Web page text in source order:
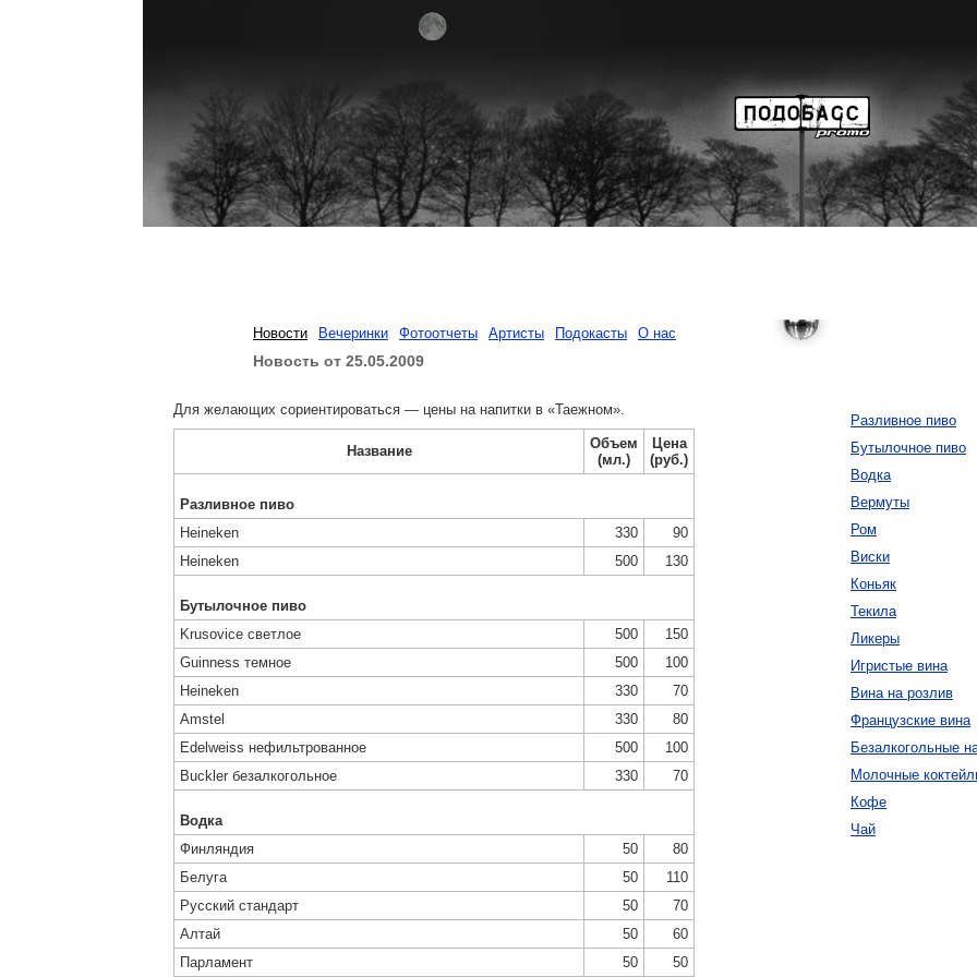
Новости Вечеринки Фотоотчеты Артисты Подокасты О нас
Новость от 25.05.2009
Для желающих сориентироваться — цены на напитки в «Таежном».
Название
Объем
(мл.)
Цена
(руб.)
Разливное пиво
Heineken
330
90
Heineken
500 130
Бутылочное пиво
Krusovice светлое
500
150
Guinness темное
500
100
Heineken
330
70
Amstel
330
80
Edelweiss нефильтрованное
500
100
Buckler безалкогольное
330 70
Водка
Финляндия
50
80
Белуга
50
110
Русский стандарт
50
70
Алтай
50
60
Парламент
50
50
Разливное пиво
Бутылочное пиво
Водка
Вермуты
Ром
Виски
Коньяк
Текила
Ликеры
Игристые вина
Вина на розлив
Французские вина
Безалкогольные
Молочные
Кофе
Чай